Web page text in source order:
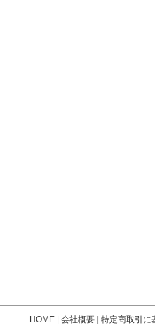
HOME| 会社概要| 特定商取引に